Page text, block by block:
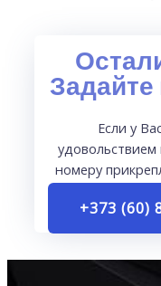
Если у
удовольствием
номеру
+373 (60)